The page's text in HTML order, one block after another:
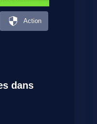
Action
dans